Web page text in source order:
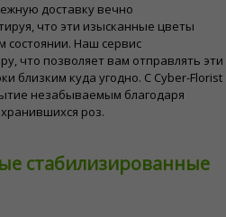
доставку вечно
что эти изысканные цветы
состоянии. Наш сервис
что позволяет вам отправлять эти
близким куда угодно. С Cyber-Florist
незабываемым благодаря
роз.
стабилизированные